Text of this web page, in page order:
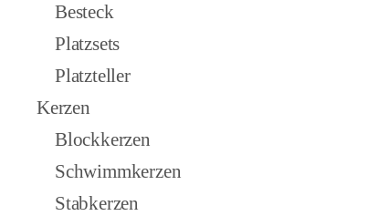
Besteck
Platzsets
Platzteller
Kerzen
Blockkerzen
Schwimmkerzen
Stabkerzen